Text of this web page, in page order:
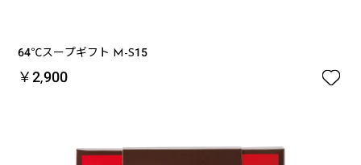
64℃スープギフト M-S15
￥2,900 